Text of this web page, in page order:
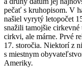
pečať s kruhopisom. V
našiel vyrytý letopočet
snažili tamojšie
cirkvi, ale márne. Prvé
17. storočia. Niektorí z
s miestnym
Ameriky.